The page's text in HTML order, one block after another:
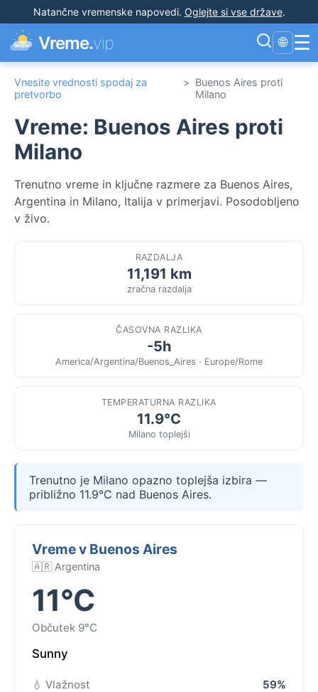
Natančne vremenske napovedi. Oglejte si vse države.
Vreme.vip 🌐 ☰
Vnesite vrednosti spodaj za
pretvorbo
> Buenos Aires proti
Milano
Vreme: Buenos Aires proti
Milano
Trenutno vreme in ključne razmere za Buenos Aires,
Argentina in Milano, Italija v primerjavi. Posodobljeno
v živo.
RAZDALJA
11,191 km
zračna razdalja
ČASOVNA RAZLIKA
-5h
America/Argentina/Buenos_Aires · Europe/Rome
TEMPERATURNA RAZLIKA
11.9°C
Milano toplejši
Trenutno je Milano opazno toplejša izbira —
približno 11.9°C nad Buenos Aires.
Vreme v Buenos Aires
🇦🇷 Argentina
11°C
Občutek 9°C
Sunny
💧 Vlažnost
59%